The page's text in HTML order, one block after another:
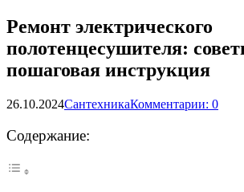
Ремонт электрического
полотенцесушителя:
пошаговая инструкция
26.10.2024СантехникаКомментарии: 0
Содержание: